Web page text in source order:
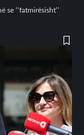
‘‘fatmirësisht’’